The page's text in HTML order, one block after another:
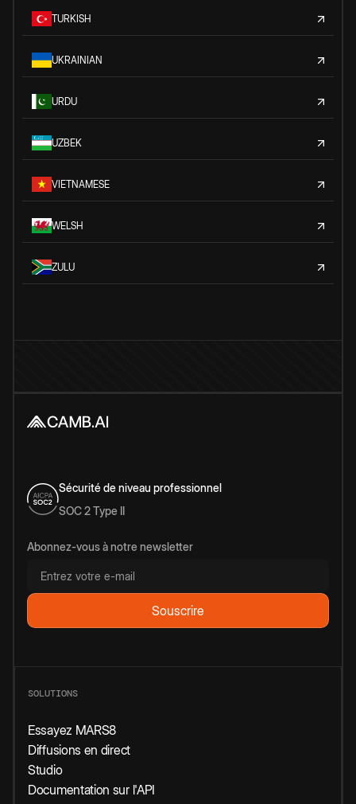
TURKISH
UKRAINIAN
URDU
UZBEK
VIETNAMESE
WELSH
ZULU
Sécurité de niveau professionnel
SOC 2 Type II
Abonnez-vous à notre newsletter
SOLUTIONS
Essayez MARS8
Diffusions en direct
Studio
Documentation sur l'API